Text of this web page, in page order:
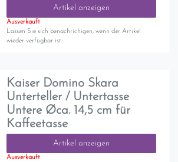
Artikel anzeigen
Ausverkauft
Lassen Sie sich benachrichigen, wenn der Artikel
wieder verfügbar ist.
Kaiser Domino Skara
Unterteller / Untertasse
Untere Øca. 14,5 cm für
Kaffeetasse
Artikel anzeigen
Ausverkauft